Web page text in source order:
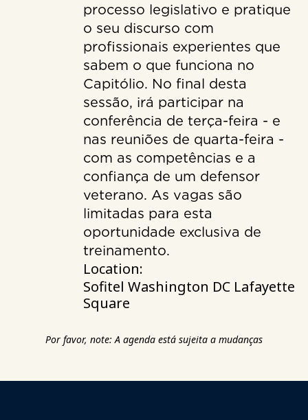
processo legislativo e pratique
o seu discurso com
profissionais experientes que
sabem o que funciona no
Capitólio. No final desta
sessão, irá participar na
conferência de terça-feira - e
nas reuniões de quarta-feira -
com as competências e a
confiança de um defensor
veterano. As vagas são
limitadas para esta
oportunidade exclusiva de
treinamento.
Location:
Sofitel Washington DC Lafayette
Square
Por favor, note: A agenda está sujeita a mudanças